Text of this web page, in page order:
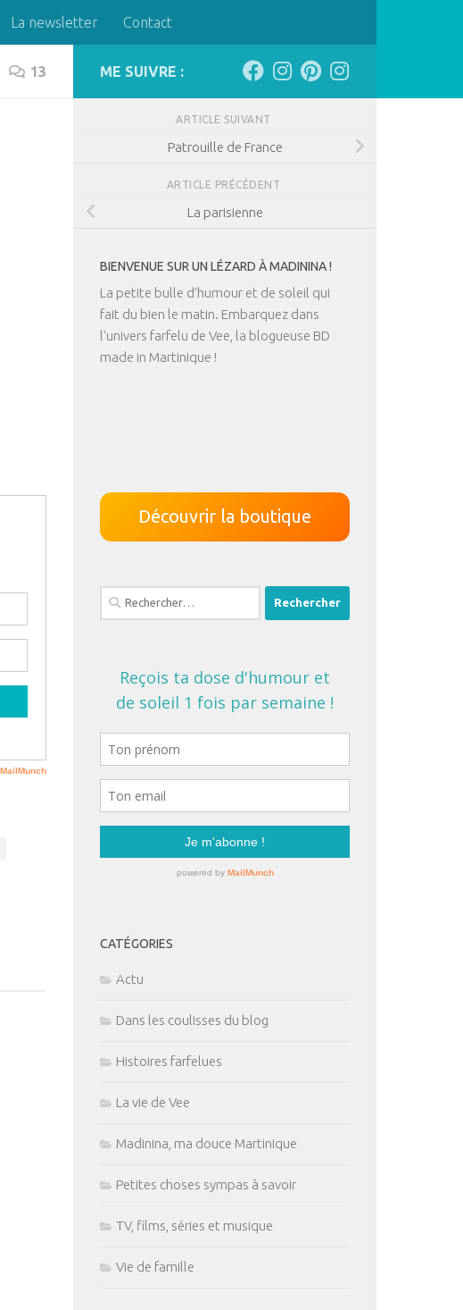
La newsletter Contact
13 ME SUIVRE :
ARTICLE SUIVANT
Patrouille de France
ARTICLE PRÉCÉDENT
La parisienne
BIENVENUE SUR UN LÉZARD À MADININA !
La petite bulle d’humour et de soleil qui
fait du bien le matin. Embarquez dans
l'univers farfelu de Vee, la blogueuse BD
made in Martinique !
Découvrir la boutique
Rechercher :
CATÉGORIES
Actu
Dans les coulisses du blog
Histoires farfelues
La vie de Vee
Madinina, ma douce Martinique
Petites choses sympas à savoir
TV, films, séries et musique
Vie de famille